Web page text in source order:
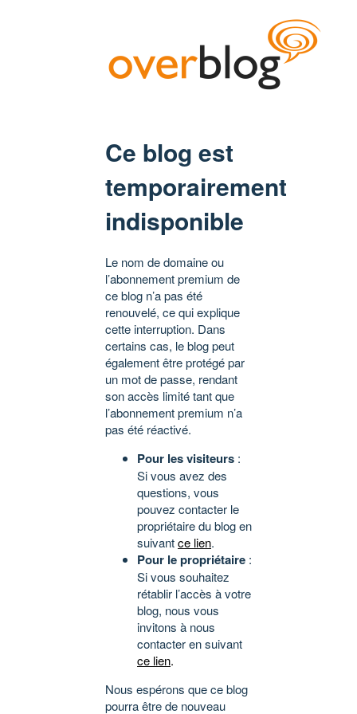
Ce blog est
temporairement
indisponible
Le nom de domaine ou
l’abonnement premium de
ce blog n’a pas été
renouvelé, ce qui explique
cette interruption. Dans
certains cas, le blog peut
également être protégé par
un mot de passe, rendant
son accès limité tant que
l’abonnement premium n’a
pas été réactivé.
Pour les visiteurs :
Si vous avez des
questions, vous
pouvez contacter le
propriétaire du blog en
suivantce lien.
Pour le propriétaire :
Si vous souhaitez
rétablir l’accès à votre
blog, nous vous
invitons à nous
contacter en suivant
ce lien.
Nous espérons que ce blog
pourra être de nouveau